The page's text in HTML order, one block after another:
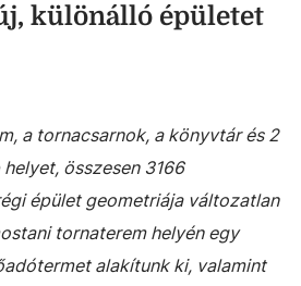
különálló épületet
a tornacsarnok, a könyvtár és 2
összesen 3166
épület geometriája változatlan
tornaterem helyén egy
alakítunk ki, valamint